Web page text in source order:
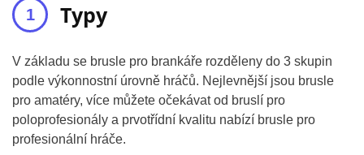
Typy
V základu se brusle pro brankáře rozděleny do 3 skupin
podle výkonnostní úrovně hráčů. Nejlevnější jsou brusle
pro amatéry, více můžete očekávat od bruslí pro
poloprofesionály a prvotřídní kvalitu nabízí brusle pro
profesionální hráče.